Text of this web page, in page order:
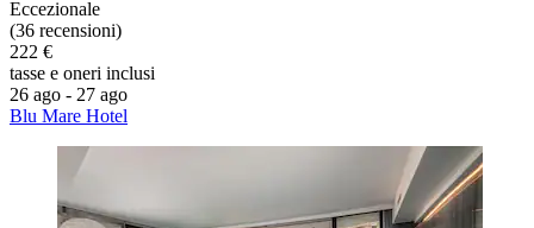
Eccezionale
(36 recensioni)
222 €
tasse e oneri inclusi
26 ago - 27 ago
Blu Mare Hotel